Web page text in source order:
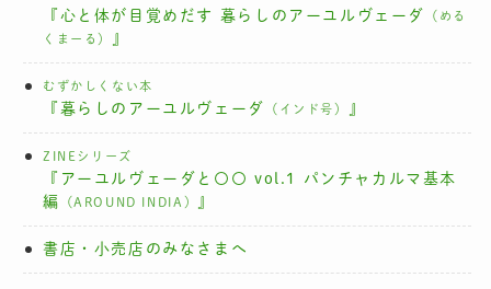
『心と体が目覚めだす 暮らしのアーユルヴェーダ
（める
くまーる）
』
むずかしくない本
『暮らしのアーユルヴェーダ （インド号） 』
ZINEシリーズ
『アーユルヴェーダと〇〇 vol.1 パンチャカルマ基本
編
（AROUND INDIA） 』
書店・小売店のみなさまへ